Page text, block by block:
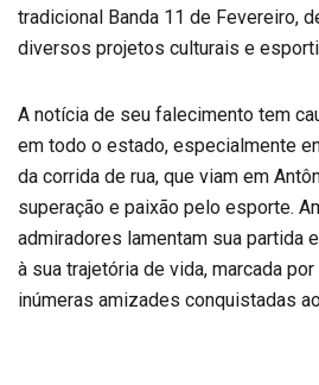
tradicional Banda 11 de Fevereiro,
diversos projetos culturais e
A notícia de seu falecimento tem
em todo o estado, especialmente
da corrida de rua, que viam em
superação e paixão pelo esporte.
admiradores lamentam sua partida
à sua trajetória de vida, marcada
inúmeras amizades conquistadas